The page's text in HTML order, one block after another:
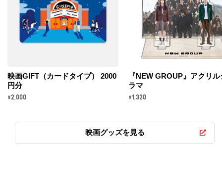
映画GIFT（カードタイプ） 2000
円分
\2,000
『NEW GROUP』アクリ
ラマ
\1,320
映画グッズを見る